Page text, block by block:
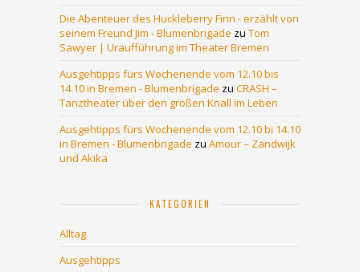
Die Abenteuer des Huckleberry Finn - erzählt von
seinem Freund Jim - Blumenbrigade zu Tom
Sawyer | Uraufführung im Theater Bremen
Ausgehtipps fürs Wochenende vom 12.10 bis
14.10 in Bremen - Blumenbrigade zu CRASH –
Tanztheater über den großen Knall im Leben
Ausgehtipps fürs Wochenende vom 12.10 bi 14.10
in Bremen - Blumenbrigade zu Amour – Zandwijk
und Akika
KATEGORIEN
Alltag
Ausgehtipps